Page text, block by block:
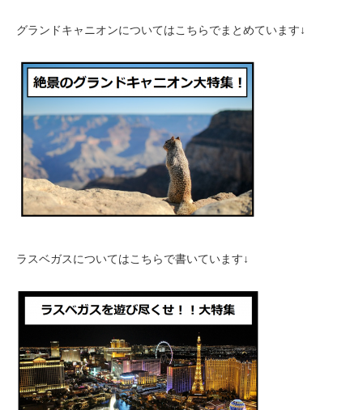
グランドキャニオンについてはこちらでまとめています↓
ラスベガスについてはこちらで書いています↓